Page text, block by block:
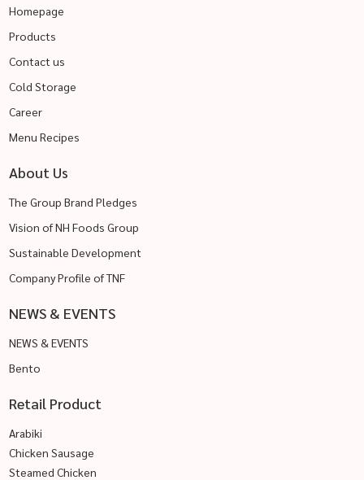
Homepage
Products
Contact us
Cold Storage
Career
Menu Recipes
About Us
The Group Brand Pledges
Vision of NH Foods Group
Sustainable Development
Company Profile of TNF
NEWS & EVENTS
NEWS & EVENTS
Bento
Retail Product
Arabiki
Chicken Sausage
Steamed Chicken